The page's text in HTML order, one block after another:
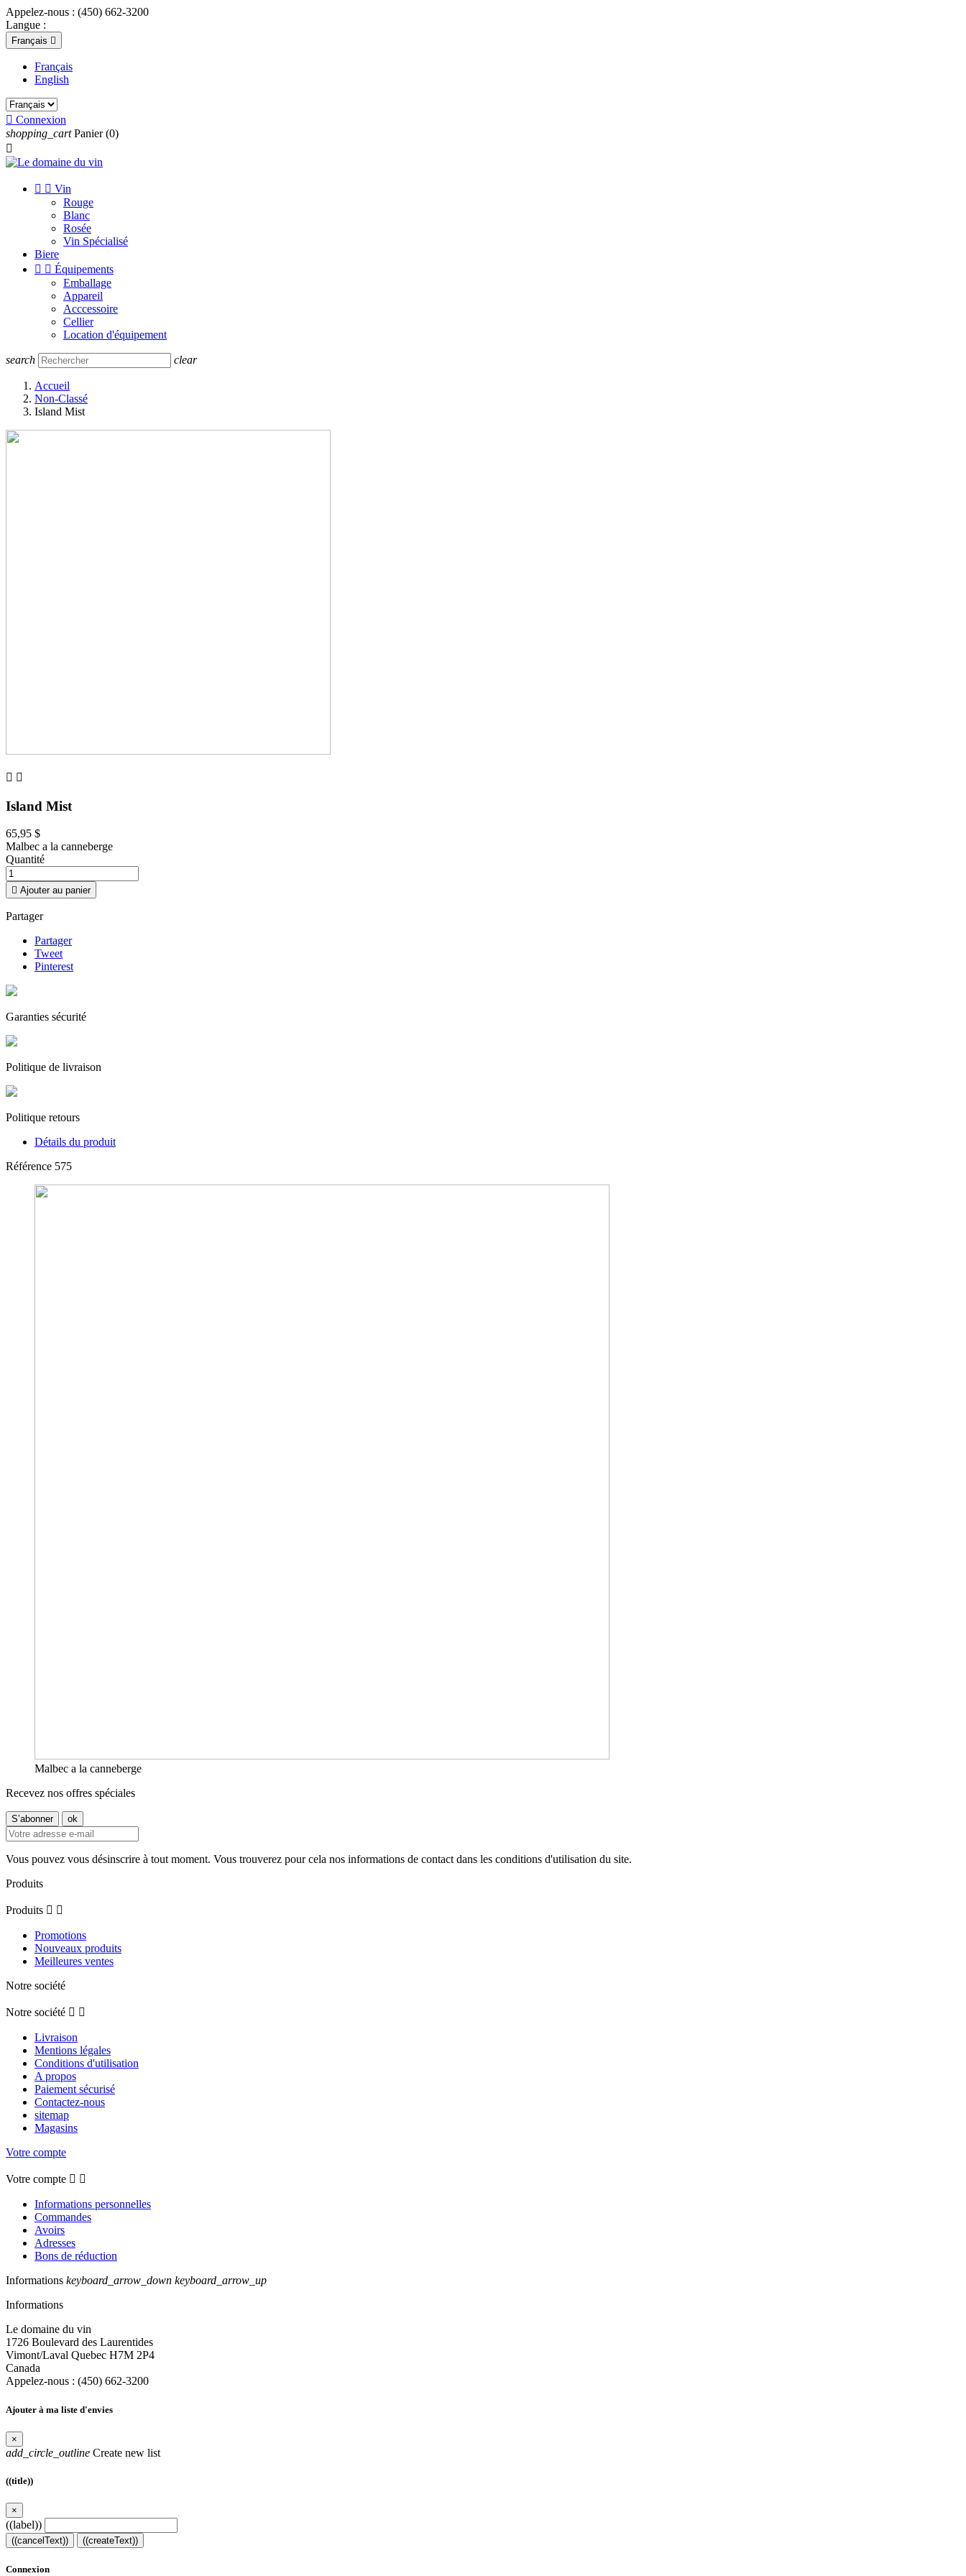
Appelez-nous : (450) 662-3200
Langue :
Français 
Français
English
 Connexion
shopping_cart Panier (0)

  Vin
Rouge
Blanc
Rosée
Vin Spécialisé
Biere
  Équipements
Emballage
Appareil
Acccessoire
Cellier
Location d'équipement
search clear
Accueil
Non-Classé
Island Mist
 
Island Mist
65,95 $
Malbec a la canneberge
Quantité
 Ajouter au panier
Partager
Partager
Tweet
Pinterest
Garanties sécurité
Politique de livraison
Politique retours
Détails du produit
Référence 575
Malbec a la canneberge
Recevez nos offres spéciales
Vous pouvez vous désinscrire à tout moment. Vous trouverez pour cela nos informations de contact dans les conditions d'utilisation du site.
Produits
Produits  
Promotions
Nouveaux produits
Meilleures ventes
Notre société
Notre société  
Livraison
Mentions légales
Conditions d'utilisation
A propos
Paiement sécurisé
Contactez-nous
sitemap
Magasins
Votre compte
Votre compte  
Informations personnelles
Commandes
Avoirs
Adresses
Bons de réduction
Informations keyboard_arrow_down keyboard_arrow_up
Informations
Le domaine du vin
1726 Boulevard des Laurentides
Vimont/Laval Quebec H7M 2P4
Canada
Appelez-nous : (450) 662-3200
Ajouter à ma liste d'envies
×
add_circle_outline Create new list
((title))
×
((label))
((cancelText)) ((createText))
Connexion